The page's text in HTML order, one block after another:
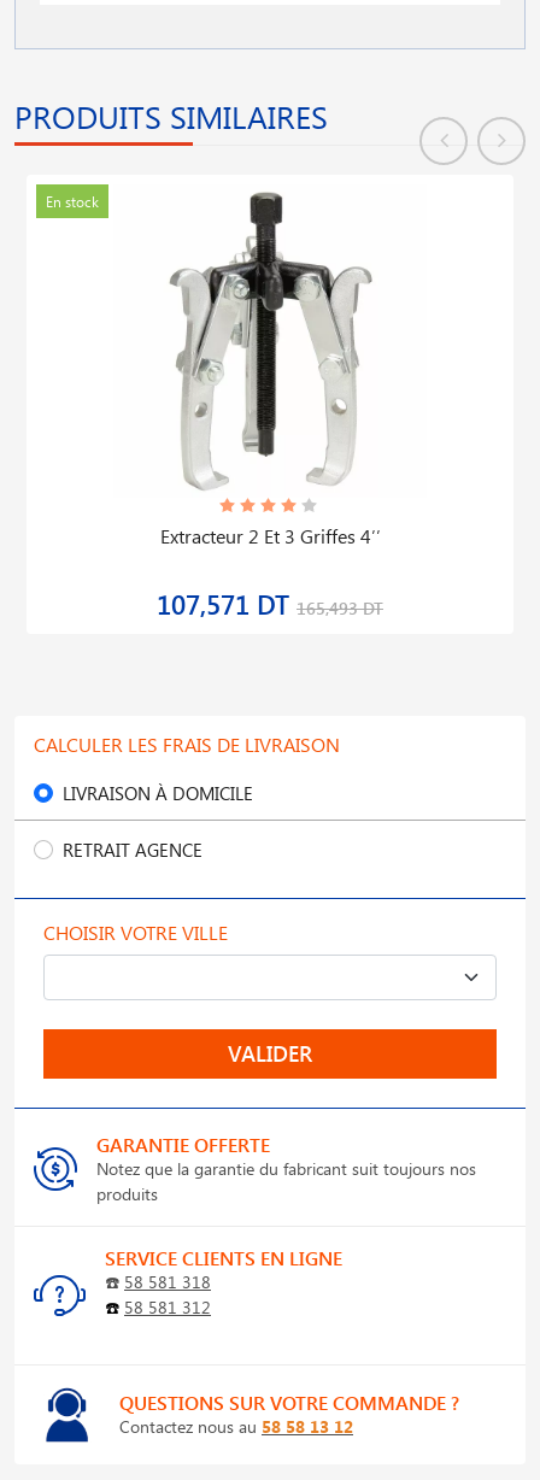
PRODUITS SIMILAIRES
En stock
Extracteur 2 Et 3 Griffes 4′′
107,571 DT 165,493 DT
CALCULER LES FRAIS DE LIVRAISON
LIVRAISON À DOMICILE
RETRAIT AGENCE
CHOISIR VOTRE VILLE
VALIDER
GARANTIE OFFERTE
Notez que la garantie du fabricant suit toujours nos
produits
SERVICE CLIENTS EN LIGNE
☎️ 58 581 318
☎️ 58 581 312
QUESTIONS SUR VOTRE COMMANDE ?
Contactez nous au 58 58 13 12